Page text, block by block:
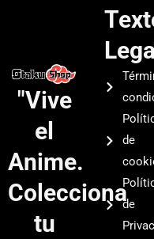
"Vive
el
Anime.
Colecciona
tu
de
de